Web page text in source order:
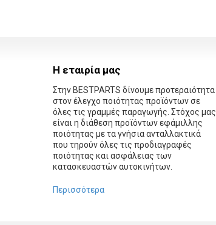
Η εταιρία μας
Στην BESTPARTS δίνουμε προτεραιότητα
στον έλεγχο ποιότητας προϊόντων σε
όλες τις γραμμές παραγωγής. Στόχος μας
είναι η διάθεση προϊόντων εφάμιλλης
ποιότητας με τα γνήσια ανταλλακτικά
που τηρούν όλες τις προδιαγραφές
ποιότητας και ασφάλειας των
κατασκευαστών αυτοκινήτων.
Περισσότερα